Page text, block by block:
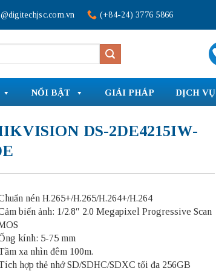
(+84-24) 3776 5866
NỔI BẬT GIẢI PHÁP DỊCH VỤ
DS-2DE4215IW-
nén H.265+/H.265/H.264+/H.264
biến ảnh: 1/2.8″ 2.0 Megapixel Progressive Scan
kính: 5-75 mm
xa nhìn đêm 100m.
hợp thẻ nhớ SD/SDHC/SDXC tối đa 256GB